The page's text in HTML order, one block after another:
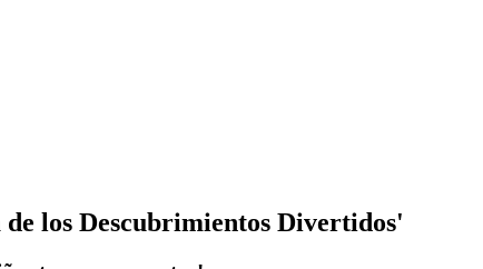
los Descubrimientos Divertidos'